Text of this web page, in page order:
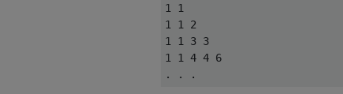
1 1
1 1 2
1 1 3 3
1 1 4 4 6